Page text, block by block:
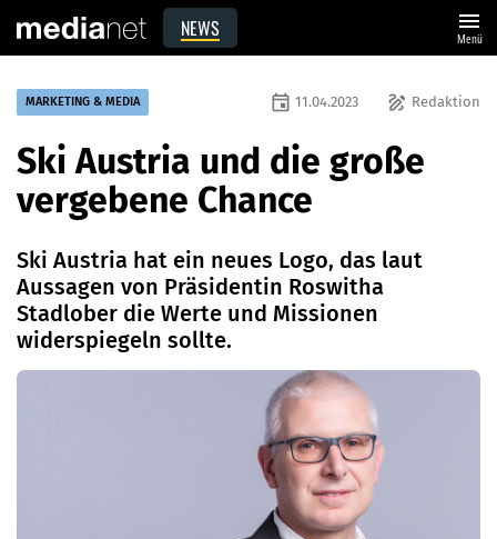
NEWS menu
Menü
MARKETING & MEDIA draw Redaktion
event 11.04.2023
Ski Austria und die große
vergebene Chance
Ski Austria hat ein neues Logo, das laut
Aussagen von Präsidentin Roswitha
Stadlober die Werte und Missionen
widerspiegeln sollte.